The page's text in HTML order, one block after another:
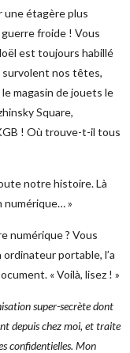
une étagère plus
froide ! Vous
est toujours habillé
survolent nos têtes,
magasin de jouets le
Square,
! Où trouve-t-il tous
notre histoire. Là
numérique… »
numérique ? Vous
ordinateur portable, l’a
« Voilà, lisez ! »
super-secrète dont
depuis chez moi, et traite
confidentielles. Mon